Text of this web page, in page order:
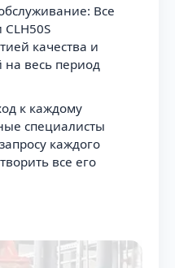
Все
качества и
на весь период
к каждому
специалисты
каждого
все его